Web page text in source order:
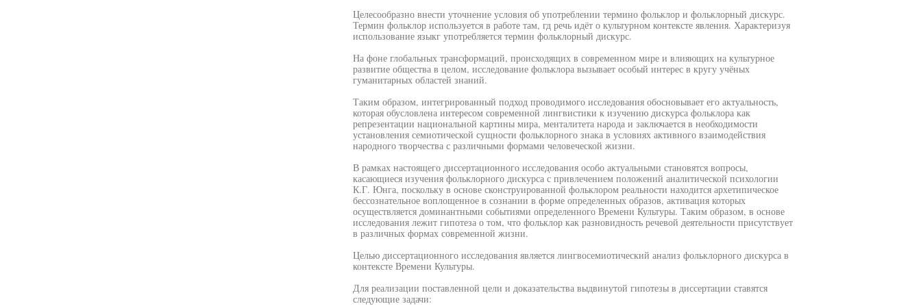
Целесообразно внести уточнение условия об употреблении термино фольклор и фольклорный дискурс.
Термин фольклор используется в работе там, гд речь идёт о культурном контексте явления. Характеризуя
использование языкг употребляется термин фольклорный дискурс.
На фоне глобальных трансформаций, происходящих в современном мире и влияющих на культурное
развитие общества в целом, исследование фольклора вызывает особый интерес в кругу учёных
гуманитарных областей знаний.
Таким образом, интегрированный подход проводимого исследования обосновывает его актуальность,
которая обусловлена интересом современной лингвистики к изучению дискурса фольклора как
репрезентации национальной картины мира, менталитета народа и заключается в необходимости
установления семиотической сущности фольклорного знака в условиях активного взаимодействия
народного творчества с различными формами человеческой жизни.
В рамках настоящего диссертационного исследования особо актуальными становятся вопросы,
касающиеся изучения фольклорного дискурса с привлечением положений аналитической психологии
К.Г. Юнга, поскольку в основе сконструированной фольклором реальности находится архетипическое
бессознательное воплощенное в сознании в форме определенных образов, активация которых
осуществляется доминантными событиями определенного Времени Культуры. Таким образом, в основе
исследования лежит гипотеза о том, что фольклор как разновидность речевой деятельности присутствует
в различных формах современной жизни.
Целью диссертационного исследования является лингвосемиотический анализ фольклорного дискурса в
контексте Времени Культуры.
Для реализации поставленной цели и доказательства выдвинутой гипотезы в диссертации ставятся
следующие задачи: